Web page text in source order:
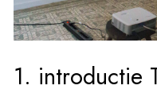
1. introductie